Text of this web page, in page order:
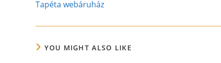
articles
Tapéta webáruház
YOU MIGHT ALSO LIKE